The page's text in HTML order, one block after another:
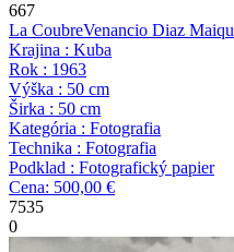
667
La CoubreVenancio Diaz
Krajina : Kuba
Rok : 1963
Výška : 50 cm
Širka : 50 cm
Kategória : Fotografia
Technika : Fotografia
Podklad : Fotografický papier
Cena: 500,00 €
7535
0